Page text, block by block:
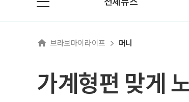
브라보마이라이프 머니
가계형편 맞게